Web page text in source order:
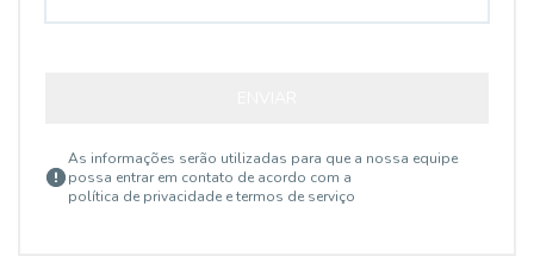
As informações serão utilizadas para que a nossa equipe
possa entrar em contato de acordo com a
política de privacidade e termos de serviço